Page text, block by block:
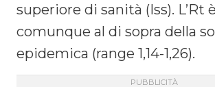
superiore di sanità (Iss). L’Rt è
comunque al di sopra della
epidemica (range 1,14-1,26).